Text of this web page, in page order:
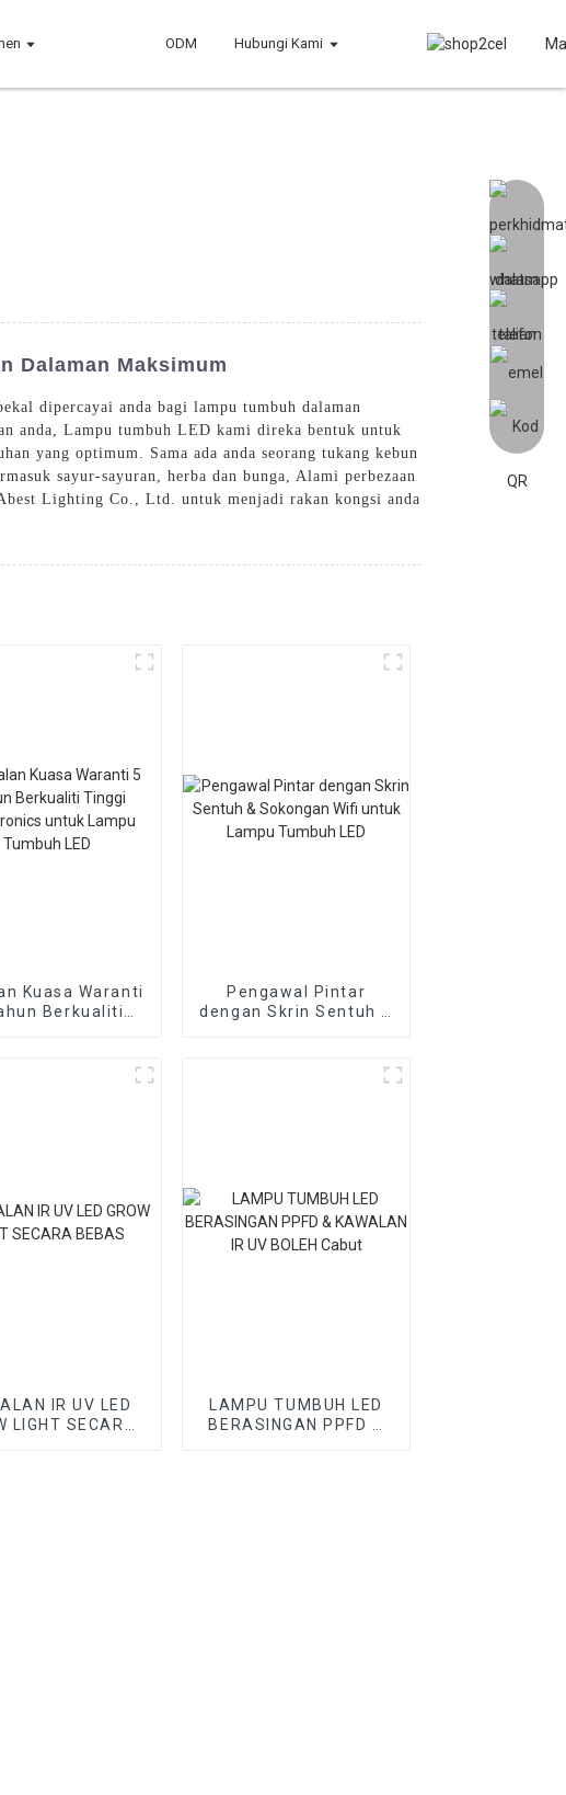
ODM Hubungi Kami
Dalaman Maksimum
dipercayai anda bagi lampu tumbuh dalaman
anda, Lampu tumbuh LED kami direka bentuk untuk
yang optimum. Sama ada anda seorang tukang kebun
sayur-sayuran, herba dan bunga, Alami perbezaan
Lighting Co., Ltd. untuk menjadi rakan kongsi anda
Kuasa Waranti
Berkualiti
Pengawal Pintar
dengan Skrin Sentuh &
IR UV LED
LIGHT SECARA
LAMPU TUMBUH LED
BERASINGAN PPFD &